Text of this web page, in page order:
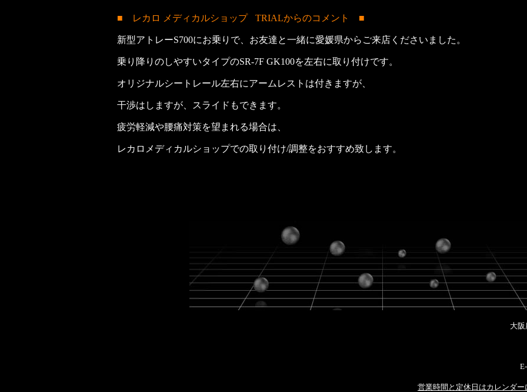
■ レカロ メディカルショップ TRIALからのコメント ■
新型アトレーS700にお乗りで、お友達と一緒に愛媛県からご来店くださいました。
乗り降りのしやすいタイプのSR-7F GK100を左右に取り付けです。
オリジナルシートレール左右にアームレストは付きますが、
干渉はしますが、スライドもできます。
疲労軽減や腰痛対策を望まれる場合は、
レカロメディカルショップでの取り付け/調整をおすすめ致します。
大
営業時間と定休日はカレンダ